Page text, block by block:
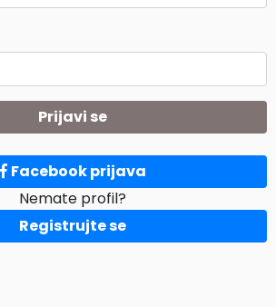
Prijavi se
Facebook prijava
Nemate profil?
Registrujte se